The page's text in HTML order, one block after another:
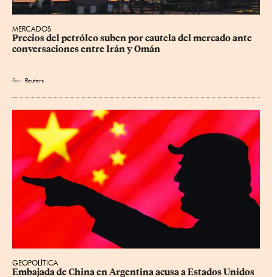
MERCADOS
Precios ⁠del petróleo suben por cautela del mercado ante
conversaciones entre Irán y Omán
Por Reuters
GEOPOLÍTICA
Embajada de China en Argentina acusa a Estados Unidos